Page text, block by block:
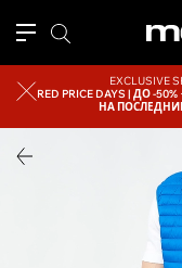
EXCLUSIVE
RED PRICE DAYS |ДО -
НА